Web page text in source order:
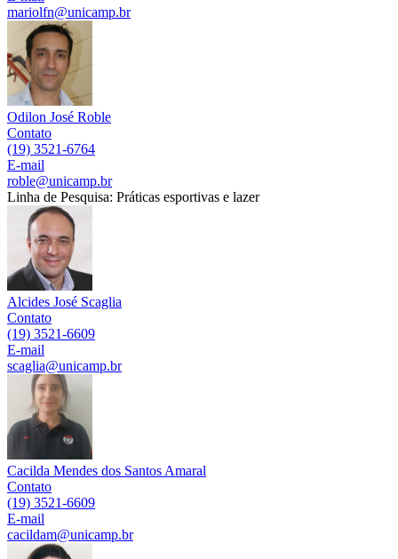
mariolfn@unicamp.br
Odilon José Roble
Contato
(19) 3521-6764
E-mail
roble@unicamp.br
Linha de Pesquisa: Práticas esportivas e lazer
Alcides José Scaglia
Contato
(19) 3521-6609
E-mail
scaglia@unicamp.br
Cacilda Mendes dos Santos Amaral
Contato
(19) 3521-6609
E-mail
cacildam@unicamp.br